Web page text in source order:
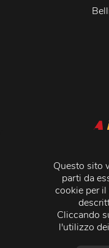
Questo sito
parti da
cookie per
Cliccando
l'utilizzo
Via
C.C.I.A.A. -
Registro delle
Fiscale e Partita Iva
Credits:Crea